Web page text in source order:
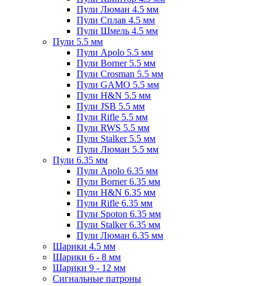
Пули Люман 4.5 мм
Пули Сплав 4.5 мм
Пули Шмель 4.5 мм
Пули 5.5 мм
Пули Apolo 5.5 мм
Пули Borner 5.5 мм
Пули Crosman 5.5 мм
Пули GAMO 5.5 мм
Пули H&N 5.5 мм
Пули JSB 5.5 мм
Пули Rifle 5.5 мм
Пули RWS 5.5 мм
Пули Stalker 5.5 мм
Пули Люман 5.5 мм
Пули 6.35 мм
Пули Apolo 6.35 мм
Пули Borner 6.35 мм
Пули H&N 6.35 мм
Пули Rifle 6.35 мм
Пули Spoton 6.35 мм
Пули Stalker 6.35 мм
Пули Люман 6.35 мм
Шарики 4.5 мм
Шарики 6 - 8 мм
Шарики 9 - 12 мм
Сигнальные патроны